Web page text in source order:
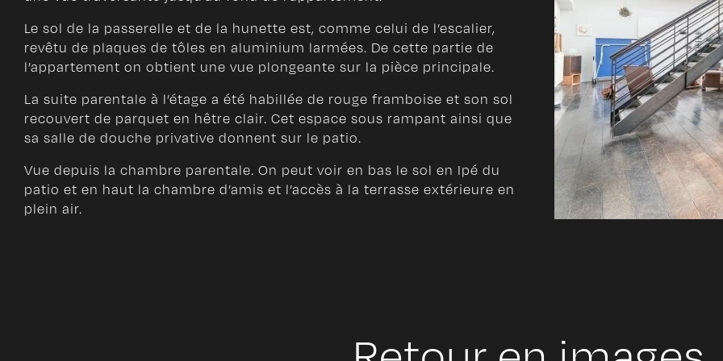
Le sol de la passerelle et de la hunette est, comme celui de l’escalier,
revêtu de plaques de tôles en aluminium larmées. De cette partie de
l’appartement on obtient une vue plongeante sur la pièce principale.
La suite parentale à l’étage a été habillée de rouge framboise et son sol
recouvert de parquet en hêtre clair. Cet espace sous rampant ainsi que
sa salle de douche privative donnent sur le patio.
Vue depuis la chambre parentale. On peut voir en bas le sol en Ipé du
patio et en haut la chambre d’amis et l’accès à la terrasse extérieure en
plein air.